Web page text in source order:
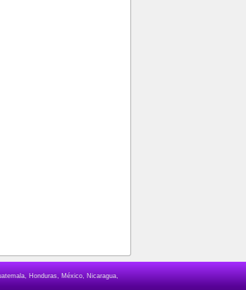
Honduras, México, Nicaragua,